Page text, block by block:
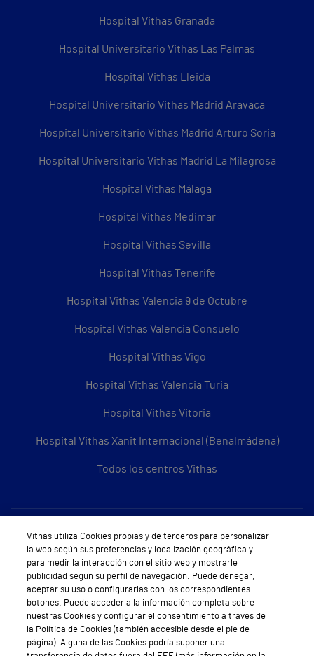
Hospital Vithas Granada
Hospital Universitario Vithas Las Palmas
Hospital Vithas Lleida
Hospital Universitario Vithas Madrid Aravaca
Hospital Universitario Vithas Madrid Arturo Soria
Hospital Universitario Vithas Madrid La Milagrosa
Hospital Vithas Málaga
Hospital Vithas Medimar
Hospital Vithas Sevilla
Hospital Vithas Tenerife
Hospital Vithas Valencia 9 de Octubre
Hospital Vithas Valencia Consuelo
Hospital Vithas Vigo
Hospital Vithas Valencia Turia
Hospital Vithas Vitoria
Hospital Vithas Xanit Internacional (Benalmádena)
Todos los centros Vithas
Sobre Vithas
Quiénes somos
Trabajar en Vithas
Teléfono Cita Médica
Teléfono Atención al Cliente
Vithas utiliza Cookies propias y de terceros para personalizar
la web según sus preferencias y localización geográfica y
para medir la interacción con el sitio web y mostrarle
publicidad según su perfil de navegación. Puede denegar,
aceptar su uso o configurarlas con los correspondientes
botones. Puede acceder a la información completa sobre
nuestras Cookies y configurar el consentimiento a través de
la Política de Cookies (también accesible desde el pie de
página). Alguna de las Cookies podría suponer una